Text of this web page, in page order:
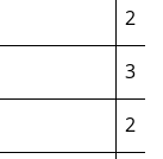
2
3
2